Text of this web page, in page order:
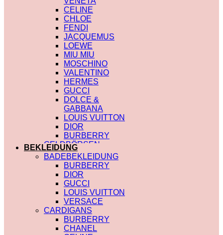
CELINE
CHLOE
FENDI
JACQUEMUS
LOEWE
MIU MIU
MOSCHINO
VALENTINO
HERMES
GUCCI
DOLCE &
GABBANA
LOUIS VUITTON
DIOR
BURBERRY
GELDBÖRSEN
SAINT LAURENT
PRADA
HERMES
GUCCI
DIOR
CHLOE
FENDI
JACQUEMUS
CELINE
BEKLEIDUNG
BADEBEKLEIDUNG
BURBERRY
DIOR
GUCCI
LOUIS VUITTON
VERSACE
CARDIGANS
BURBERRY
CHANEL